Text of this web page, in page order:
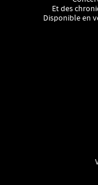
Et des
Disponible en